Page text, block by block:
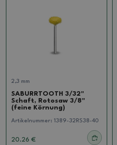
2,3 mm
SABURRTOOTH 3/32"
Schaft, Rotosaw 3/8"
(feine Körnung)
Artikelnummer: 1389-32RS38-40
20.26 €